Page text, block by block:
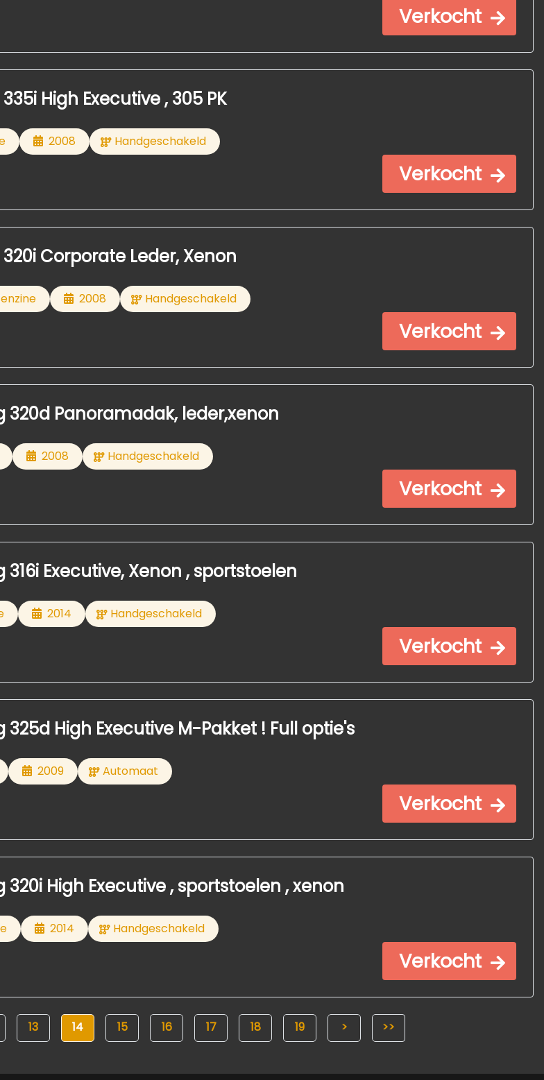
Verkocht
High Executive , 305 PK
2008 Handgeschakeld
Verkocht
Corporate Leder, Xenon
2008 Handgeschakeld
Verkocht
320d Panoramadak, leder,xenon
2008 Handgeschakeld
Verkocht
316i Executive, Xenon , sportstoelen
2014 Handgeschakeld
Verkocht
325d High Executive M-Pakket ! Full optie's
2009 Automaat
Verkocht
320i High Executive , sportstoelen , xenon
2014 Handgeschakeld
Verkocht
13 14 15 16 17 18 19 > >>